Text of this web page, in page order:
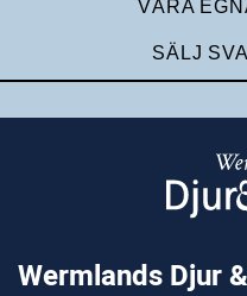
VÅRA
SÄLJ
Wermlands Djur